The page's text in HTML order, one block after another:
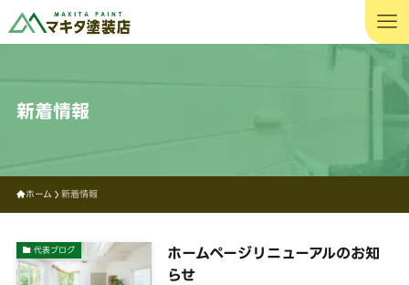
新着情報
ホーム 新着情報
代表ブログ
ホームページリニューアルのお知
らせ